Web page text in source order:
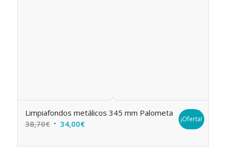
Limpiafondos metálicos 345 mm Palometa
38,70€ El 34,00€El
¡Oferta!